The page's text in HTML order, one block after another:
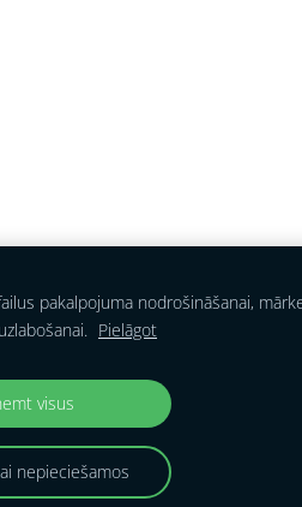
pakalpojuma nodrošināšanai,
Pielāgot
visus
nepieciešamos